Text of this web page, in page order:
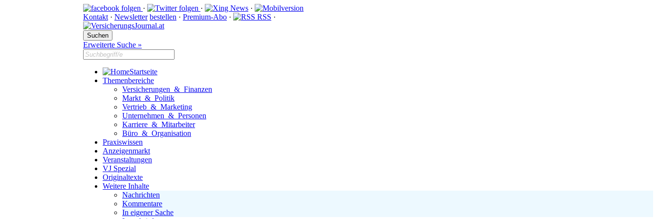
· ·
·
Kontakt · Newsletter bestellen · Premium-Abo · RSS ·
Erweiterte Suche »
Startseite
Themenbereiche
Versicherungen & Finanzen
Markt & Politik
Vertrieb & Marketing
Unternehmen & Personen
Karriere & Mitarbeiter
Büro & Organisation
Praxiswissen
Anzeigenmarkt
Veranstaltungen
VJ Spezial
Originaltexte
Weitere Inhalte
Nachrichten
Kommentare
In eigener Sache